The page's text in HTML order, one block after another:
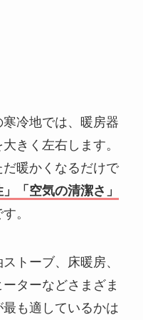
冷地では、暖房器
きく左右します。
暖かくなるだけで
「空気の清潔さ」
。
トーブ、床暖房、
ターなどさまざま
も適しているかは